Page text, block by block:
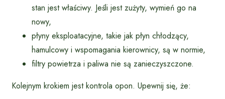
stan jest właściwy. Jeśli jest zużyty, wymień go na
nowy,
płyny eksploatacyjne, takie jak płyn chłodzący,
hamulcowy i wspomagania kierownicy, są w normie,
filtry powietrza i paliwa nie są zanieczyszczone.
Kolejnym krokiem jest kontrola opon. Upewnij się, że: